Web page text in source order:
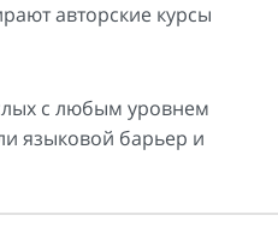
авторские курсы
с любым уровнем
языковой барьер и